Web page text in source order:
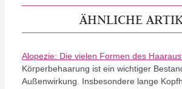
ÄHNLICHE
Alopezie: Die vielen Formen des
Körperbehaarung ist ein wichtiger
Außenwirkung. Insbesondere lange